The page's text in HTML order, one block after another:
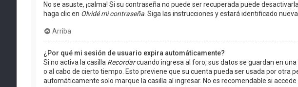
No se asuste, ¡calma! Si su contraseña no puede ser recuperada puede
haga clic en Olvidé mi contraseña. Siga las instrucciones y estará identificado
Arriba
¿Por qué mi sesión de usuario expira automáticamente?
Si no activa la casilla Recordarcuando ingresa al foro, sus datos se guardan en
o al cabo de cierto tiempo. Esto previene que su cuenta pueda ser usada por otra
automáticamente solo marque la casilla al ingresar. No es recomendable si